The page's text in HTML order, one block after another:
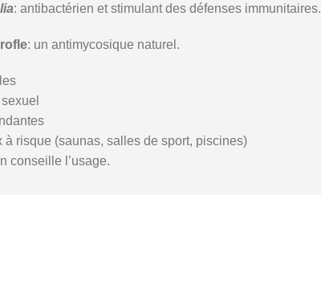
: antibactérien et stimulant des défenses immunitaires.
: un antimycosique naturel.
à risque (saunas, salles de sport, piscines)
conseille l’usage.